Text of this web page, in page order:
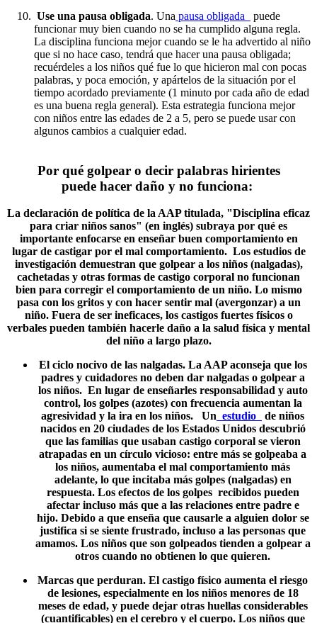
Use una pausa obligada. Una pausa obligada
puede
funcionar muy bien cuando no se ha cumplido alguna regla.
La disciplina funciona mejor cuando se le ha advertido al niño
que si no hace caso, tendrá que hacer una pausa obligada;
recuérdeles a los niños qué fue lo que hicieron mal con pocas
palabras, y poca emoción, y apártelos de la situación por el
tiempo acordado previamente (1 minuto por cada año de edad
es una buena regla general). Esta estrategia funciona mejor
con niños entre las edades de 2 a 5, pero se puede usar con
algunos cambios a cualquier edad.
​Por qué golpear o decir palabras hirientes
puede hacer daño y no funciona:
La declaración de política de la AAP titulada, "Disciplina eficaz
para criar niños sanos" (en inglés) subraya por qué es
importante enfocarse en enseñar buen comportamiento en
lugar de castigar por el mal comportamiento. Los estudios de
investigación demuestran que golpear a los niños (nalgadas),
cachetadas y otras formas de castigo corporal no funcionan
bien para corregir el comportamiento de un niño. Lo mismo
pasa con los gritos y con hacer sentir mal (avergonzar) a un
niño. Fuera de ser ineficaces, los castigos fuertes físicos o
verbales pueden también hacerle daño a la salud física y mental
del niño a largo plazo.
El ciclo nocivo de las nalgadas. La AAP aconseja que los
padres y cuidadores no deben dar nalgadas o golpear a
los niños. En lugar de enseñarles responsabilidad y auto
control, los golpes (azotes) con frecuencia aumentan la
agresividad y la ira en los niños. Un estudio
de niños
nacidos en 20 ciudades de los Estados Unidos descubrió
que las familias que usaban castigo corporal se vieron
atrapadas en un círculo vicioso: entre más se golpeaba a
los niños, aumentaba el mal comportamiento más
adelante, lo que incitaba más golpes (nalgadas) en
respuesta. Los efectos de los golpes recibidos pueden
afectar incluso más que a las relaciones entre padre e
hijo. Debido a que enseña que causarle a alguien dolor se
justifica si se siente frustrado, incluso a las personas que
amamos. Los niños que son golpeados tienden a golpear a
otros cuando no obtienen lo que quieren.
Marcas que perduran. El castigo físico aumenta el riesgo
de lesiones, especialmente en los niños menores de 18
meses de edad, y puede dejar otras huellas considerables
(cuantificables) en el cerebro y el cuerpo. Los niños que